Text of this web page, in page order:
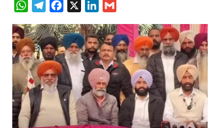
W
a
t
s
A
p
p
l
e
g
r
a
c
e
b
o
o
k
n
k
e
d
I
n
a
i
l